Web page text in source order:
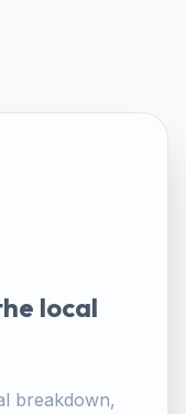
local
breakdown,